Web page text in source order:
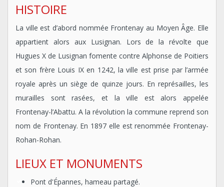
HISTOIRE
La ville est d’abord nommée Frontenay au Moyen Âge. Elle
appartient alors aux Lusignan. Lors de la révolte que
Hugues X de Lusignan fomente contre Alphonse de Poitiers
et son frère Louis IX en 1242, la ville est prise par l’armée
royale après un siège de quinze jours. En représailles, les
murailles sont rasées, et la ville est alors appelée
Frontenay-l’Abattu. A la révolution la commune reprend son
nom de Frontenay. En 1897 elle est renommée Frontenay-
Rohan-Rohan.
LIEUX ET MONUMENTS
Pont d'Épannes, hameau partagé.